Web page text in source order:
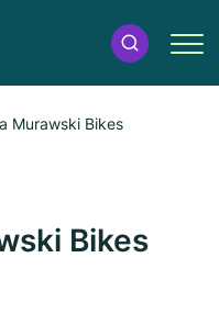
Murawski Bikes
Bikes